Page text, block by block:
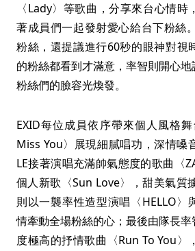
〈Lady〉等歌曲，分享來台心情
著成員們一起發射愛心給台下粉絲
粉絲，還提議進行60秒的眼神對視
的粉絲都看到才滿意，率智則開心地
粉絲們的臉容光煥發。
EXID每位成員依序帶來個人風格
Miss You〉展現細膩唱功，深情嗓
LE接著演唱充滿帥氣態度的歌曲〈
個人新歌〈Sun Love〉，甜美氣質
則以一襲率性造型演唱〈HELLO〉
情牽動全場粉絲的心；最後由隊長
度極高的抒情歌曲〈Run To You〉